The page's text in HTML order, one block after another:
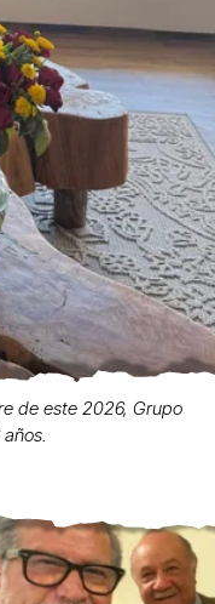
de este 2026, Grupo